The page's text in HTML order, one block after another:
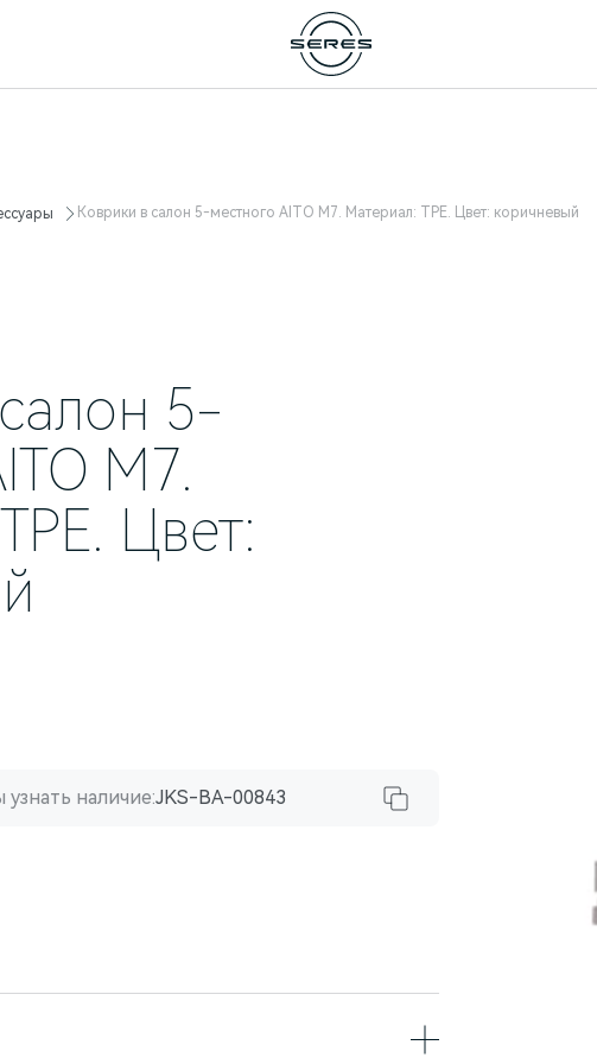
Коврики в салон 5-местного AITO M7. Материал: TPE. Цвет: коричневый
5-
M7.
Цвет:
наличие:JKS-BA-00843